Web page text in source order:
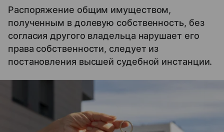
Распоряжение общим имуществом,
полученным в долевую собственность, без
согласия другого владельца нарушает его
права собственности, следует из
постановления высшей судебной инстанции.